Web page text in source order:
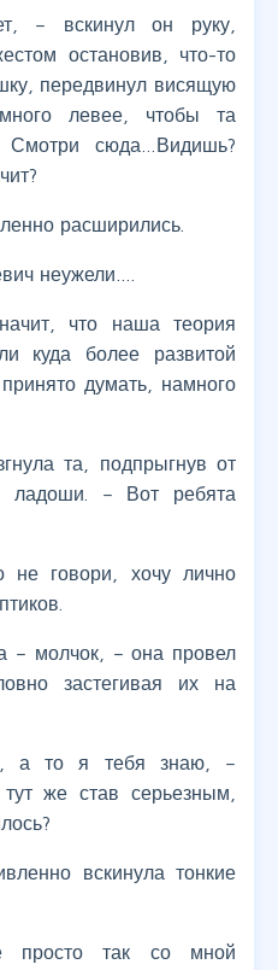
– вскинул он руку,
остановив, что-то
передвинул висящую
левее, чтобы та
сюда…Видишь?
расширились.
неужели….
что наша теория
куда более развитой
думать, намного
та, подпрыгнув от
ладоши. – Вот ребята
не говори, хочу лично
– молчок, – она провел
застегивая их на
а то я тебя знаю, –
же став серьезным,
вскинула тонкие
так со мной